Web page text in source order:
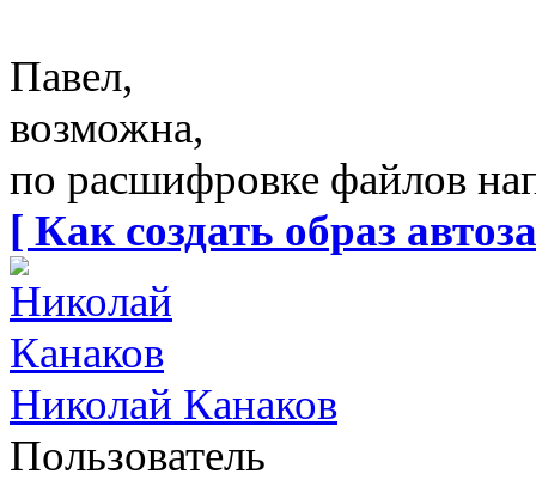
Павел,
возможна,
по расшифровке файлов
[ Как создать образ
Николай Канаков
Пользователь